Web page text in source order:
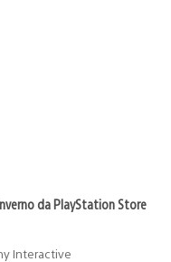
da PlayStation Store
Interactive